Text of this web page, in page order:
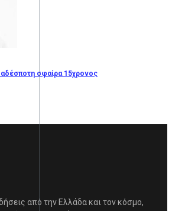
σφαίρα 15χρονος
από την Ελλάδα και τον κόσμο,